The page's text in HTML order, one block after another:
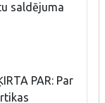
saldējuma
PAR: Par